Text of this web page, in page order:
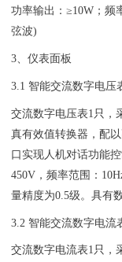
功率输出：≥10W；频
弦波)
3、仪表面板
3.1 智能交流数字电压
交流数字电压表1只，
真有效值转换器，配
口实现人机对话功能
450V，频率范围：
量精度为0.5级。具有
3.2 智能交流数字电流
交流数字电流表1只，